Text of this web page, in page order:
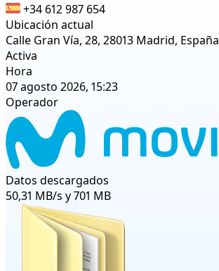
+34 612 987 654
Ubicación actual
Calle Gran Vía, 28, 28013 Madrid, España
Activa
Hora
07 agosto 2026, 15:23
Operador
Datos descargados
50,31 MB/s y 701 MB